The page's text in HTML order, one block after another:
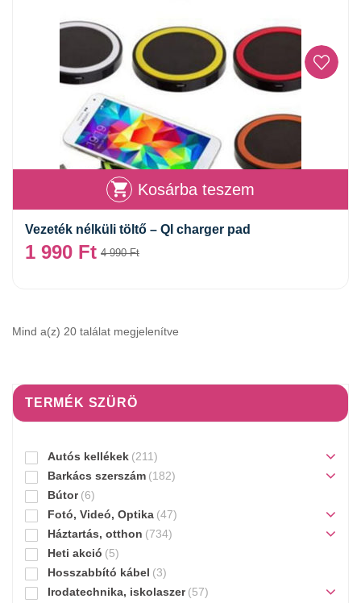
Kosárba teszem
Vezeték nélküli töltő – QI charger pad
4 990Ft
1 990 Ft
Mind a(z) 20 találat megjelenítve
TERMÉK SZÜRÖ
Autós kellékek (211)
Barkács szerszám (182)
Bútor (6)
Fotó, Videó, Optika (47)
Háztartás, otthon (734)
Heti akció (5)
Hosszabbító kábel (3)
Irodatechnika, iskolaszer (57)